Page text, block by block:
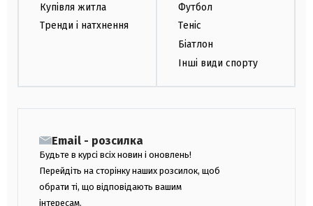
Купівля житла
Тренди і натхнення
Футбол
Теніс
Біатлон
Інші види спорту
Email - розсилка
Будьте в курсі всіх новин і оновлень!
Перейдіть на сторінку наших розсилок, щоб
обрати ті, що відповідають вашим
інтересам.